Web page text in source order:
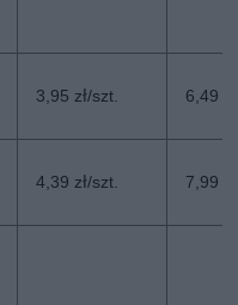
3,95 zł/szt. 6,49
4,39 zł/szt. 7,99